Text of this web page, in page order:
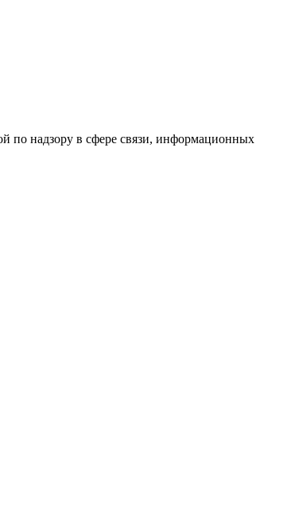
по надзору в сфере связи, информационных